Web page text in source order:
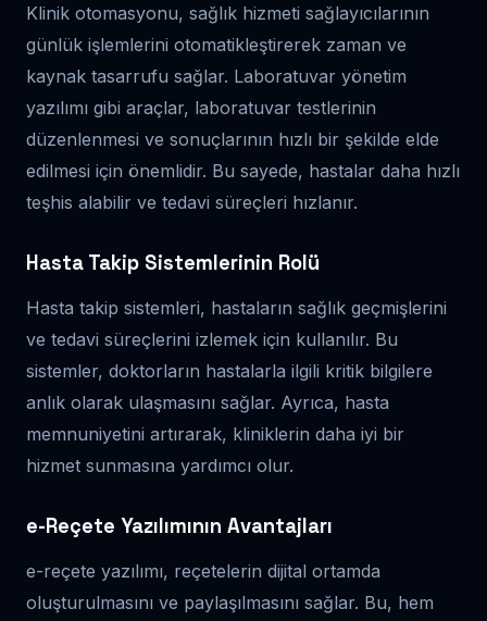
Klinik otomasyonu, sağlık hizmeti sağlayıcılarının
günlük işlemlerini otomatikleştirerek zaman ve
kaynak tasarrufu sağlar. Laboratuvar yönetim
yazılımı gibi araçlar, laboratuvar testlerinin
düzenlenmesi ve sonuçlarının hızlı bir şekilde elde
edilmesi için önemlidir. Bu sayede, hastalar daha hızlı
teşhis alabilir ve tedavi süreçleri hızlanır.
Hasta Takip Sistemlerinin Rolü
Hasta takip sistemleri, hastaların sağlık geçmişlerini
ve tedavi süreçlerini izlemek için kullanılır. Bu
sistemler, doktorların hastalarla ilgili kritik bilgilere
anlık olarak ulaşmasını sağlar. Ayrıca, hasta
memnuniyetini artırarak, kliniklerin daha iyi bir
hizmet sunmasına yardımcı olur.
e-Reçete Yazılımının Avantajları
e-reçete yazılımı, reçetelerin dijital ortamda
oluşturulmasını ve paylaşılmasını sağlar. Bu, hem